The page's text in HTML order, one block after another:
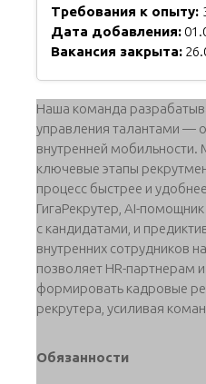
Требования к опыту:
Дата добавления:
Вакансия закрыта:
Наша команда
управления талантами —
внутренней
ключевые этапы
процесс быстрее и
ГигаРекрутер, AI-
с кандидатами, и
внутренних сотрудников
позволяет HR-партнерам
формировать кадровые
рекрутера, усиливая
Обязанности